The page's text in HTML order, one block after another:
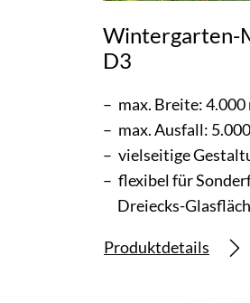
Wintergarten-
D3
max. Breite: 4.000
max. Ausfall:
vielseitige
flexibel für
Dreiecks-
Produktdetails